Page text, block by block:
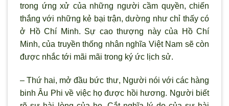
trong ứng xử của những người cầm quyền, chiến
thắng với những kẻ bại trận, dường như chỉ thấy có
ở Hồ Chí Minh. Sự cao thượng này của Hồ Chí
Minh, của truyền thống nhân nghĩa Việt Nam sẽ còn
được nhắc tới mãi mãi trong ký ức lịch sử.
– Thứ hai, mở đầu bức thư, Người nói với các hàng
binh Âu Phi về việc họ được hồi hương. Người biết